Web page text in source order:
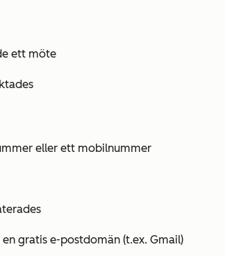
ett möte
eller ett mobilnummer
gratis e-postdomän (t.ex. Gmail)